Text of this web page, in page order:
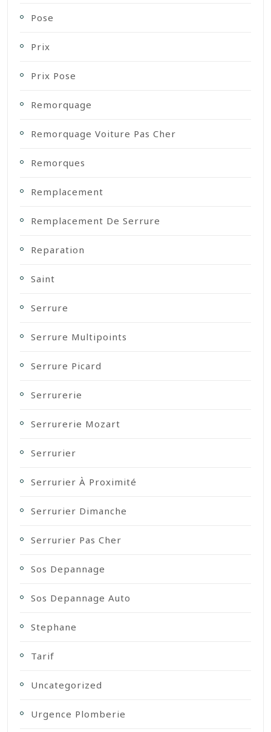
Pose
Prix
Prix Pose
Remorquage
Remorquage Voiture Pas Cher
Remorques
Remplacement
Remplacement De Serrure
Reparation
Saint
Serrure
Serrure Multipoints
Serrure Picard
Serrurerie
Serrurerie Mozart
Serrurier
Serrurier À Proximité
Serrurier Dimanche
Serrurier Pas Cher
Sos Depannage
Sos Depannage Auto
Stephane
Tarif
Uncategorized
Urgence Plomberie